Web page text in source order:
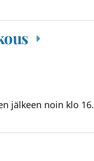
jälkeen noin klo 16.